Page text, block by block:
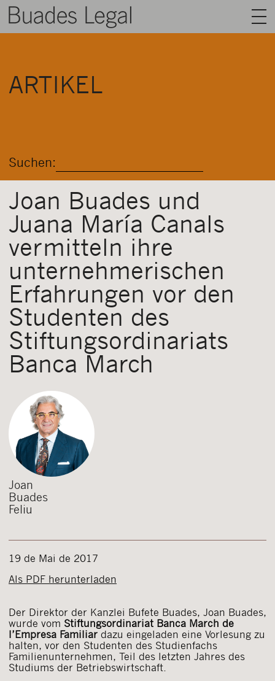
DEUTSCH
ARTIKEL
Suchen:
Joan Buades und
Juana María Canals
vermitteln ihre
unternehmerischen
Erfahrungen vor den
Studenten des
Stiftungsordinariats
Banca March
Joan
Buades
Feliu
19 de Mai de 2017
Als PDF herunterladen
Der Direktor der Kanzlei Bufete Buades, Joan Buades,
wurde vom Stiftungsordinariat Banca March de
l’Empresa Familiar dazu eingeladen eine Vorlesung zu
halten, vor den Studenten des Studienfachs
Familienunternehmen, Teil des letzten Jahres des
Studiums der Betriebswirtschaft.